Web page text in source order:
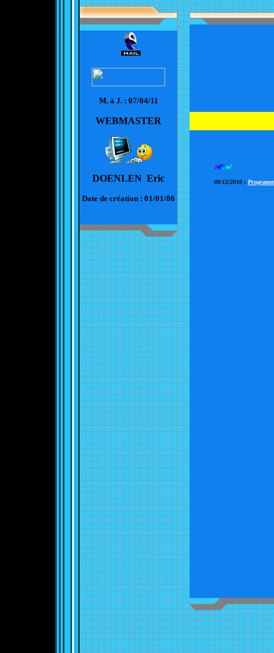
09/12/2010 :
M. à J. : 07/04/11
WEBMASTER
DOENLEN Eric
Date de création : 01/01/06